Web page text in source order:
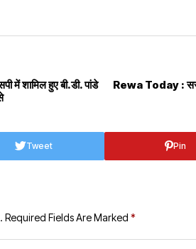
शामिल हुए बी.डी. पांडे
Rewa Today :
Tweet Pin
Required Fields Are Marked *